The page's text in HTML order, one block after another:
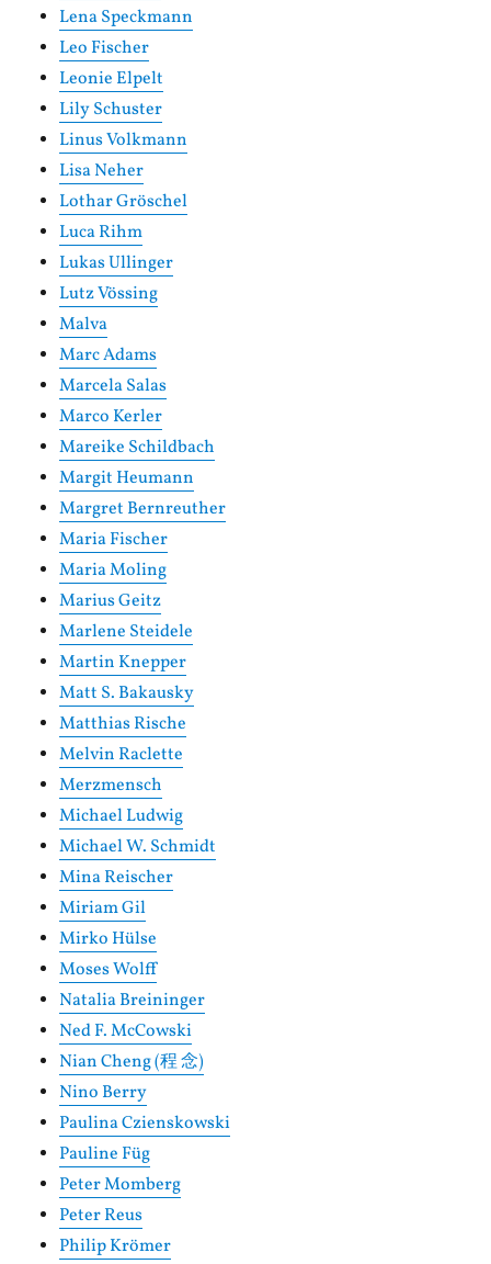
Lena Speckmann
Leo Fischer
Leonie Elpelt
Lily Schuster
Linus Volkmann
Lisa Neher
Lothar Gröschel
Luca Rihm
Lukas Ullinger
Lutz Vössing
Malva
Marc Adams
Marcela Salas
Marco Kerler
Mareike Schildbach
Margit Heumann
Margret Bernreuther
Maria Fischer
Maria Moling
Marius Geitz
Marlene Steidele
Martin Knepper
Matt S. Bakausky
Matthias Rische
Melvin Raclette
Merzmensch
Michael Ludwig
Michael W. Schmidt
Mina Reischer
Miriam Gil
Mirko Hülse
Moses Wolff
Natalia Breininger
Ned F. McCowski
Nian Cheng (程 念)
Nino Berry
Paulina Czienskowski
Pauline Füg
Peter Momberg
Peter Reus
Philip Krömer